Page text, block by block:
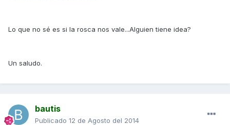
Lo que no sé es si la rosca nos vale...Alguien tiene idea?
Un saludo.
bautis
Publicado 12 de Agosto del 2014